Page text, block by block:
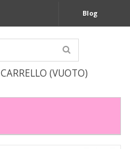
Blog
CARRELLO (VUOTO)